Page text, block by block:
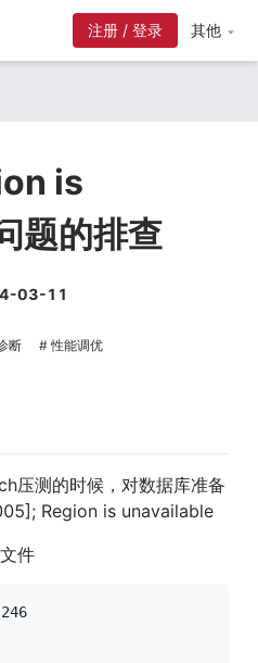
注册 / 登录 其他
is
题的排查
03-11
断 性能调优
压测的时候，对数据库准备
Region is unavailable
件